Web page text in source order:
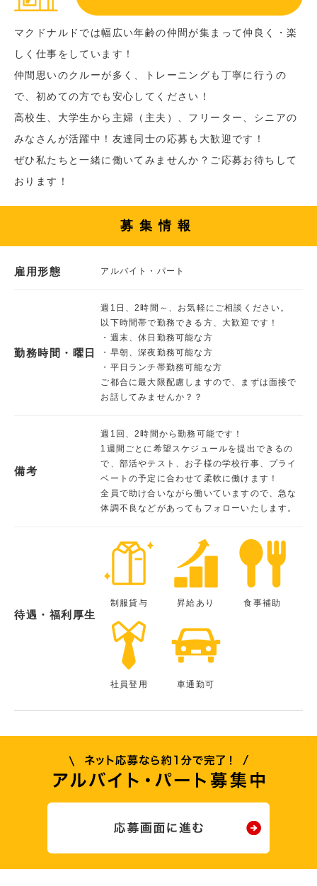
マクドナルドでは幅広い年齢の仲間が集まって仲良く・楽
しく仕事をしています！
仲間思いのクルーが多く、トレーニングも丁寧に行うの
で、初めての方でも安心してください！
高校生、大学生から主婦（主夫）、フリーター、シニアの
みなさんが活躍中！友達同士の応募も大歓迎です！
ぜひ私たちと一緒に働いてみませんか？ご応募お待ちして
おります！
募集情報
雇用形態 アルバイト・パート
勤務時間・曜日
週1日、2時間～、お気軽にご相談ください。
以下時間帯で勤務できる方、大歓迎です！
・週末、休日勤務可能な方
・早朝、深夜勤務可能な方
・平日ランチ帯勤務可能な方
ご都合に最大限配慮しますので、まずは面接で
お話してみませんか？？
備考
週1回、2時間から勤務可能です！
1週間ごとに希望スケジュールを提出できるの
で、部活やテスト、お子様の学校行事、プライ
ベートの予定に合わせて柔軟に働けます！
全員で助け合いながら働いていますので、急な
体調不良などがあってもフォローいたします。
待遇・福利厚生
制服貸与 昇給あり 食事補助
社員登用 車通勤可